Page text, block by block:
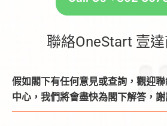
聯絡OneStart 壹
假如閣下有任何意見或查詢，觀迎
中心，我們將會盡快為閣下解答，謝